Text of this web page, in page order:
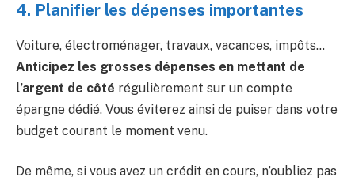
4. Planifier les dépenses importantes
Voiture, électroménager, travaux, vacances, impôts…
Anticipez les grosses dépenses en mettant de
l’argent de côté régulièrement sur un compte
épargne dédié. Vous éviterez ainsi de puiser dans votre
budget courant le moment venu.
De même, si vous avez un crédit en cours, n’oubliez pas